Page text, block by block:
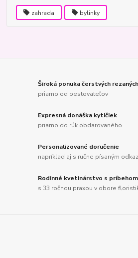
zahrada bylinky
Široká ponuka čerstvých
priamo od pestovateľov
Expresná donáška kytičiek
priamo do rúk obdarovaného
Personalizované doručenie
napríklad aj s ručne písaným
Rodinné kvetinárstvo s príbehom
s 33 ročnou praxou v obore